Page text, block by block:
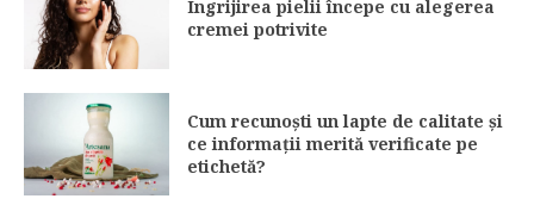
Îngrijirea pielii începe cu alegerea
cremei potrivite
Cum recunoști un lapte de calitate și
ce informații merită verificate pe
etichetă?